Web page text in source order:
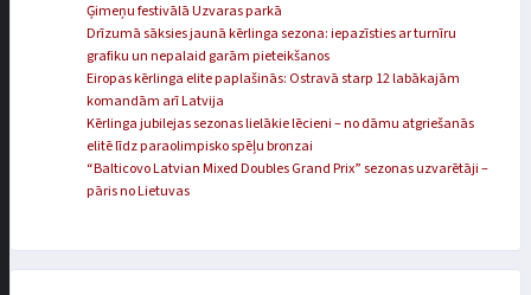
Ģimeņu festivālā Uzvaras parkā
Drīzumā sāksies jaunā kērlinga sezona: iepazīsties ar turnīru
grafiku un nepalaid garām pieteikšanos
Eiropas kērlinga elite paplašinās: Ostravā starp 12 labākajām
komandām arī Latvija
Kērlinga jubilejas sezonas lielākie lēcieni – no dāmu atgriešanās
elitē līdz paraolimpisko spēļu bronzai
“Balticovo Latvian Mixed Doubles Grand Prix” sezonas uzvarētāji –
pāris no Lietuvas